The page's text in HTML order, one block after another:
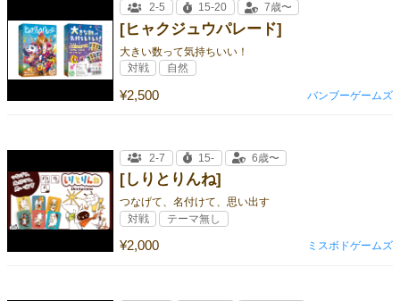
[ヒャクジュウパレード]
大きい数って気持ちいい！
¥2,500
2-5 15-20 7歳〜
対戦 自然
バンブーゲームズ
[しりとりんね]
つなげて、名付けて、思い出す
¥2,000
2-7 15- 6歳〜
対戦 テーマ無し
ミスボドゲームズ